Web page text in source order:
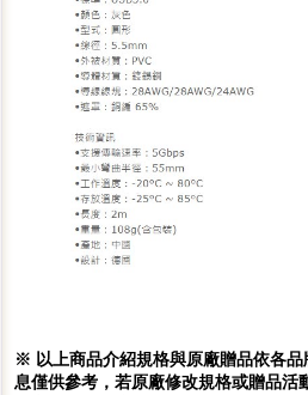
※ 以上商品介紹規格與原廠贈品依各
息僅供參考，若原廠修改規格或贈品活